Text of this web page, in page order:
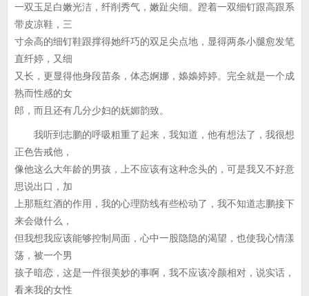
一双玉足白嫩光洁，纤削秀气，嫩趾尖细。蹬着一双细钉跟高跟系
带皮凉鞋，三
寸余高的细钉鞋跟撑得她纤巧的双足尖点地，显得两条小腿愈发笔
直纤婷，又细
又长，更显得他身段苗条，体态婀娜，嬝嬝婷婷。完全就是一个成
熟而性感的女
郎，而且还有几分少妇的妩媚韵致。
我听到志鹏的呼吸粗重了起来，我知道，他有想法了，我很想
正色告戒他，
像他这么大年龄的男孩，上不应该有这种念头的，可是我又不好意
思说出口，加
上那瓶红酒的作用，我的心理防线有些松动了，我不知道志鹏接下
来会做什么，
但我想我应该能够控制局面，心中一股隐隐的渴望，也使我心情漾
荡，被一个男
孩子暗恋，这是一件很美妙的事啊，我不应该冷颜相对，说实话，
看来我的女性